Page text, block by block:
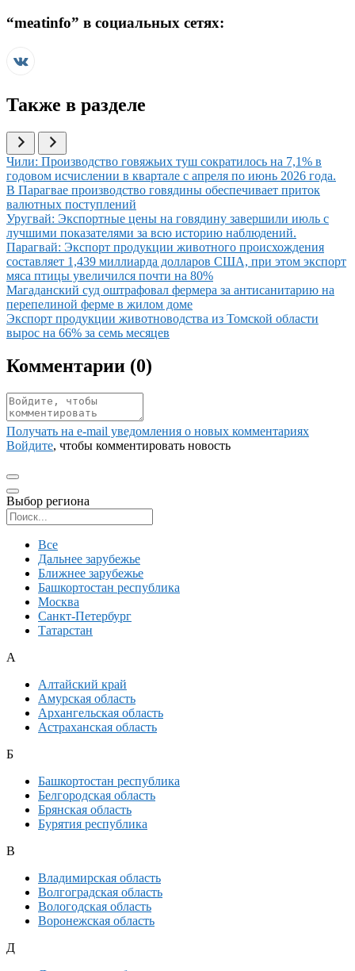
“meatinfo” в социальных сетях:
Также в разделе
Иллюстрация новости
Чили: Производство говяжьих туш сократилось на 7,1% в
годовом исчислении в квартале с апреля по июнь 2026 года.
Иллюстрация новости
В Парагвае производство говядины обеспечивает приток
валютных поступлений
Иллюстрация новости
Уругвай: Экспортные цены на говядину завершили июль с
лучшими показателями за всю историю наблюдений.
Иллюстрация новости
Парагвай: Экспорт продукции животного происхождения
составляет 1,439 миллиарда долларов США, при этом экспорт
мяса птицы увеличился почти на 80%
Иллюстрация новости
Магаданский суд оштрафовал фермера за антисанитарию на
перепелиной ферме в жилом доме
Иллюстрация новости
Экспорт продукции животноводства из Томской области
вырос на 66% за семь месяцев
Комментарии (0)
Получать на e‑mail уведомления о новых комментариях
Войдите, чтобы комментировать новость
Выбор региона
Все
Дальнее зарубежье
Ближнее зарубежье
Башкортостан республика
Москва
Санкт-Петербург
Татарстан
А
Алтайский край
Амурская область
Архангельская область
Астраханская область
Б
Башкортостан республика
Белгородская область
Брянская область
Бурятия республика
В
Владимирская область
Волгоградская область
Вологодская область
Воронежская область
Д